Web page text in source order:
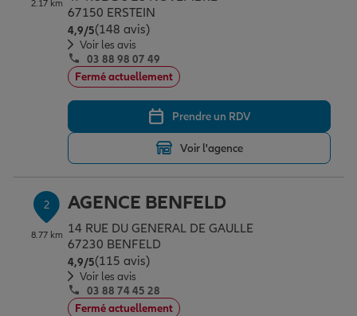
Assurance emprunteur
Prévoyance et dépendance
Assurance animal de compagnie
Protection de la famille
Protection juridique
Épargne & retraite
Plan épargne retraite
Assurance vie
Placements financiers
Investissements immobiliers
Transmission
Vos projets
Partir en vacances
Déménager
Changer de voiture
Départ à la retraite
Conseil assurance
Outre-mer
Assurance auto
Assurance habitation
Professionnels
Allianz en France
2.17 km
67150 ERSTEIN
4,9/5Note de 4.9 sur 5
(148 avis)
Voir les avis
03 88 98 07 49
Fermé actuellement
Prendre un RDV
Voir l'agence
2
8.77 km
AGENCE BENFELD
14 RUE DU GENERAL DE GAULLE
67230 BENFELD
4,9/5Note de 4.9 sur 5
(115 avis)
Voir les avis
03 88 74 45 28
Fermé actuellement